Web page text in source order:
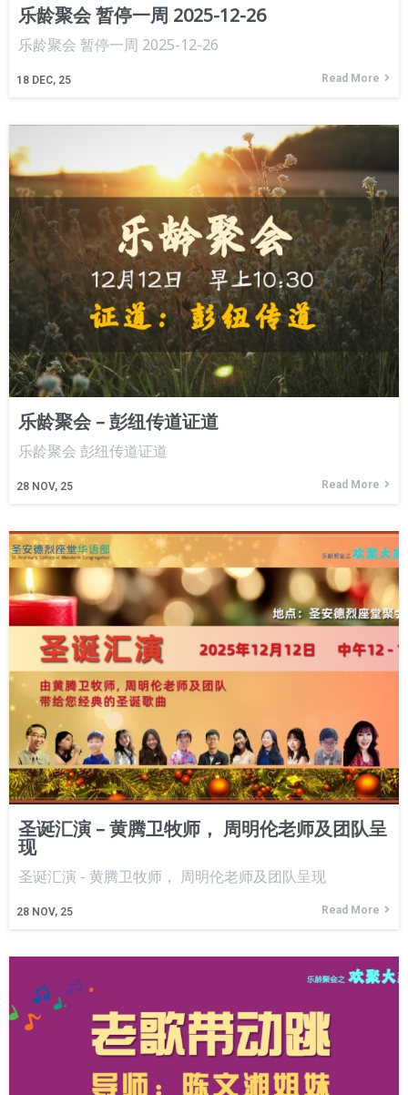
乐龄聚会 暂停一周 2025-12-26
18 DEC, 25
乐龄聚会 暂停一周 2025-12-26
Read More
乐龄聚会 – 彭纽传道证道
28 NOV, 25
乐龄聚会 彭纽传道证道
Read More
圣诞汇演 – 黄腾卫牧师， 周明伦老师及团队呈
现
28 NOV, 25
圣诞汇演 - 黄腾卫牧师， 周明伦老师及团队呈现
Read More